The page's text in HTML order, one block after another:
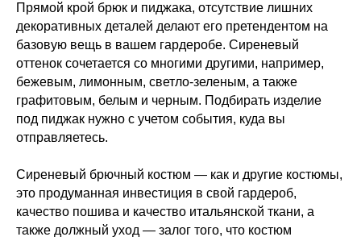
Прямой крой брюк и пиджака, отсутствие лишних
декоративных деталей делают его претендентом на
базовую вещь в вашем гардеробе. Сиреневый
оттенок сочетается со многими другими, например,
бежевым, лимонным, светло-зеленым, а также
графитовым, белым и черным. Подбирать изделие
под пиджак нужно с учетом события, куда вы
отправляетесь.
Сиреневый брючный костюм — как и другие костюмы,
это продуманная инвестиция в свой гардероб,
качество пошива и качество итальянской ткани, а
также должный уход — залог того, что костюм